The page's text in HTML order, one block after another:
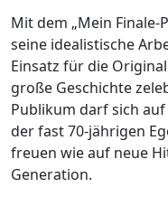
Mit dem „Mein
seine idealistische
Einsatz für die
große Geschichte
Publikum darf sich
der fast 70-jährigen
freuen wie auf neue
Generation.